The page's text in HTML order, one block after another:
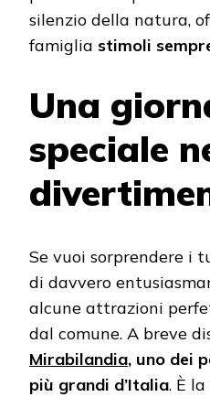
silenzio della natura,
famiglia stimoli
Una
speciale
Se vuoi sorprendere i
di davvero
alcune attrazioni
dal comune. A breve
Mirabilandia, uno dei
più grandi d’Italia. È